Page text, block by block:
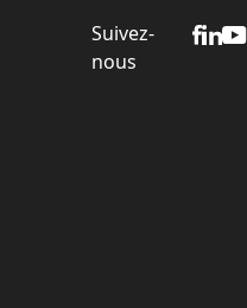
Suivez-
nous